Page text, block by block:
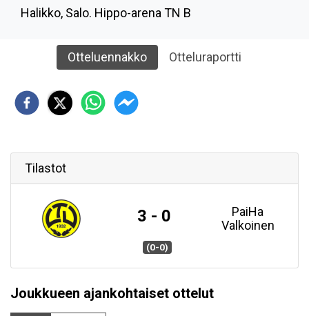
Halikko, Salo. Hippo-arena TN B
Otteluennakko Otteluraportti
Tilastot
3 - 0
PaiHa
Valkoinen
(0-0)
Joukkueen ajankohtaiset ottelut